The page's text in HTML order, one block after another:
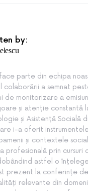
by:
parte din echipa
colaborării a semnat
de monitorizare a
și atenție constantă
și Asistență Socială
i-a oferit
și contextele
profesională prin cursuri
astfel o
prezent la conferințe de
relevante din